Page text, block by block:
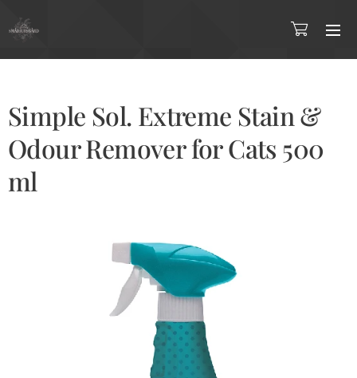
Simple Sol. Extreme Stain &
Odour Remover for Cats 500
ml